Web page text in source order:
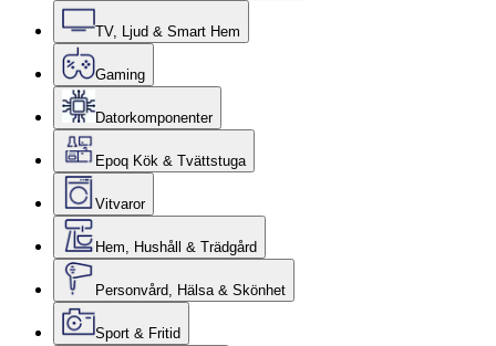
TV, Ljud & Smart Hem
Gaming
Datorkomponenter
Epoq Kök & Tvättstuga
Vitvaror
Hem, Hushåll & Trädgård
Personvård, Hälsa & Skönhet
Sport & Fritid